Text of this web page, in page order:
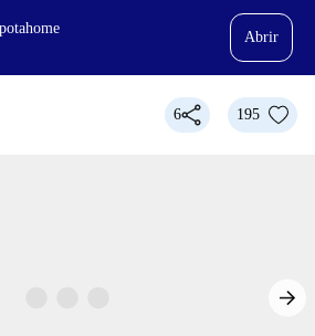
Abrir
6 195